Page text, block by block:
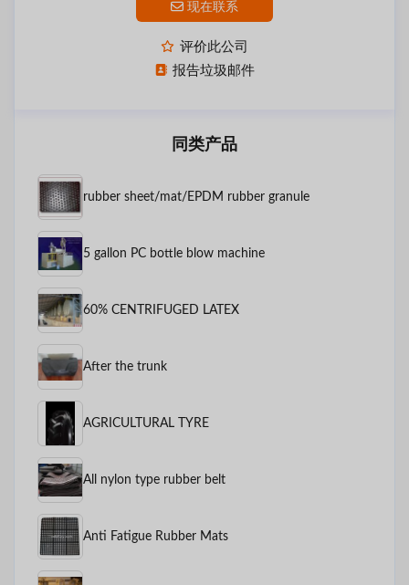
现在联系
评价此公司
报告垃圾邮件
同类产品
rubber sheet/mat/EPDM rubber granule
5 gallon PC bottle blow machine
60% CENTRIFUGED LATEX
After the trunk
AGRICULTURAL TYRE
All nylon type rubber belt
Anti Fatigue Rubber Mats